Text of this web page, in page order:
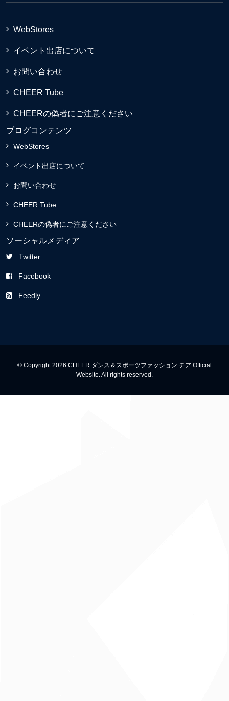
WebStores
イベント出店について
お問い合わせ
CHEER Tube
CHEERの偽者にご注意ください
ブログコンテンツ
WebStores
イベント出店について
お問い合わせ
CHEER Tube
CHEERの偽者にご注意ください
ソーシャルメディア
Twitter
Facebook
Feedly
© Copyright 2026 CHEER ダンス＆スポーツファッション チア Official
Website. All rights reserved.